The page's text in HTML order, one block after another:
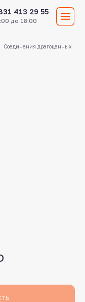
Соединения драгоценных